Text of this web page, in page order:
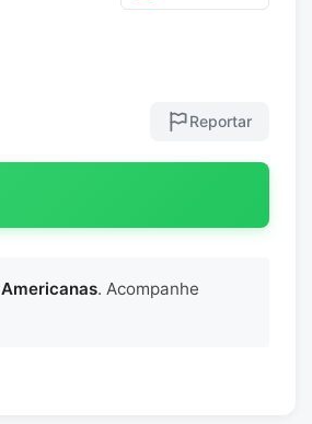
Reportar
Americanas. Acompanhe